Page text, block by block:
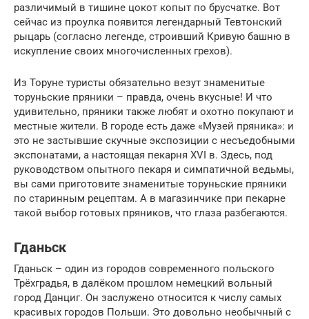
различимый в тишине цокот копыт по брусчатке. Вот
сейчас из проулка появится легендарный Тевтонский
рыцарь (согласно легенде, строивший Кривую башню в
искупление своих многочисленных грехов).
Из Торуне туристы обязательно везут знаменитые
торуньские пряники – правда, очень вкусные! И что
удивительно, пряники также любят и охотно покупают и
местные жители. В городе есть даже «Музей пряника»: и
это не застывшие скучные экспозиции с несъедобными
экспонатами, а настоящая пекарня XVI в. Здесь, под
руководством опытного пекаря и симпатичной ведьмы,
вы сами приготовите знаменитые торуньские пряники
по старинным рецептам. А в магазинчике при пекарне
такой выбор готовых пряников, что глаза разбегаются.
Гданьск
Гданьск – один из городов современного польского
Трёхградья, в далёком прошлом немецкий вольный
город Данциг. Он заслужено относится к числу самых
красивых городов Польши. Это довольно необычный с